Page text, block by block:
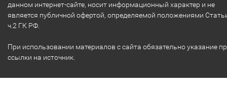
данном интернет-сайте, носит информационный характер и не
является публичной офертой, определяемой положениями
ч.2 ГК РФ.
При использовании материалов с сайта обязательно указание
ссылки на источник.